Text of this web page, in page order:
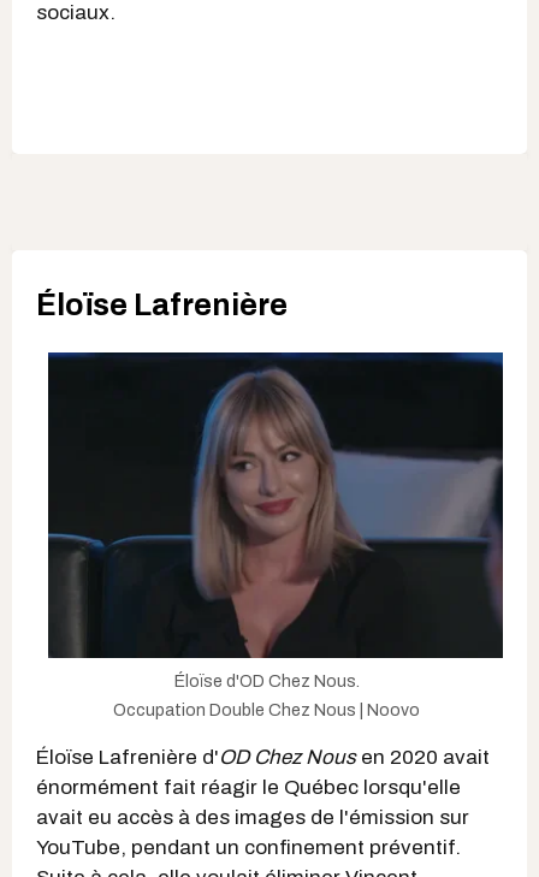
sociaux.
Éloïse Lafrenière
Éloïse d'OD Chez Nous.
Occupation Double Chez Nous | Noovo
Éloïse Lafrenière d'OD Chez Nousen 2020 avait
énormément fait réagir le Québec lorsqu'elle
avait eu accès à des images de l'émission sur
YouTube, pendant un confinement préventif.